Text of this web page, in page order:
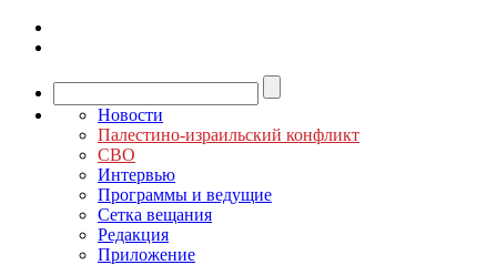
Новости
Палестино-израильский конфликт
СВО
Интервью
Программы и ведущие
Сетка вещания
Редакция
Приложение